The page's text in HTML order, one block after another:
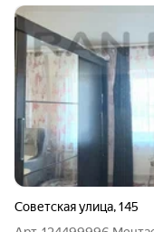
Советская улица,145